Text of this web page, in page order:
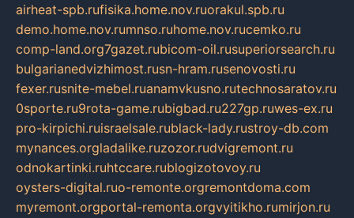
airheat-spb.rufisika.home.nov.ruorakul.spb.ru
demo.home.nov.rumnso.ruhome.nov.rucemko.ru
comp-land.org7gazet.rubicom-oil.rusuperiorsearch.ru
bulgarianedvizhimost.rusn-hram.rusenovosti.ru
fexer.rusnite-mebel.ruanamvkusno.rutechnosaratov.ru
0sporte.ru9rota-game.rubigbad.ru227gp.ruwes-ex.ru
pro-kirpichi.ruisraelsale.rublack-lady.rustroy-db.com
mynances.orgladalike.ruzozor.rudvigremont.ru
odnokartinki.ruhtccare.rublogizotovoy.ru
oysters-digital.ruo-remonte.orgremontdoma.com
myremont.orgportal-remonta.orgvyitikho.rumirjon.ru